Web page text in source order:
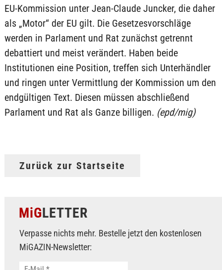
EU-Kommission unter Jean-Claude Juncker, die daher
als „Motor“ der EU gilt. Die Gesetzesvorschläge
werden in Parlament und Rat zunächst getrennt
debattiert und meist verändert. Haben beide
Institutionen eine Position, treffen sich Unterhändler
und ringen unter Vermittlung der Kommission um den
endgültigen Text. Diesen müssen abschließend
Parlament und Rat als Ganze billigen. (epd/mig)
Zurück zur Startseite
MiGLETTER
Verpasse nichts mehr. Bestelle jetzt den kostenlosen
MiGAZIN-Newsletter: